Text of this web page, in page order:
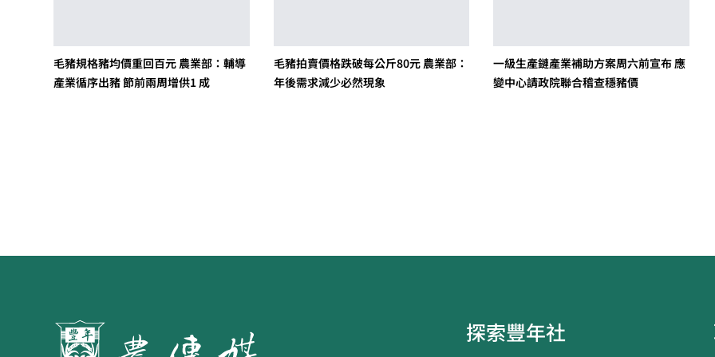
毛豬規格豬均價重回百元 農業部：輔導
產業循序出豬 節前兩周增供1 成
毛豬拍賣價格跌破每公斤80元 農業部：
年後需求減少必然現象
一級生產鏈產業補助方案周六前宣布 應
變中心請政院聯合稽查穩豬價
探索豐年社